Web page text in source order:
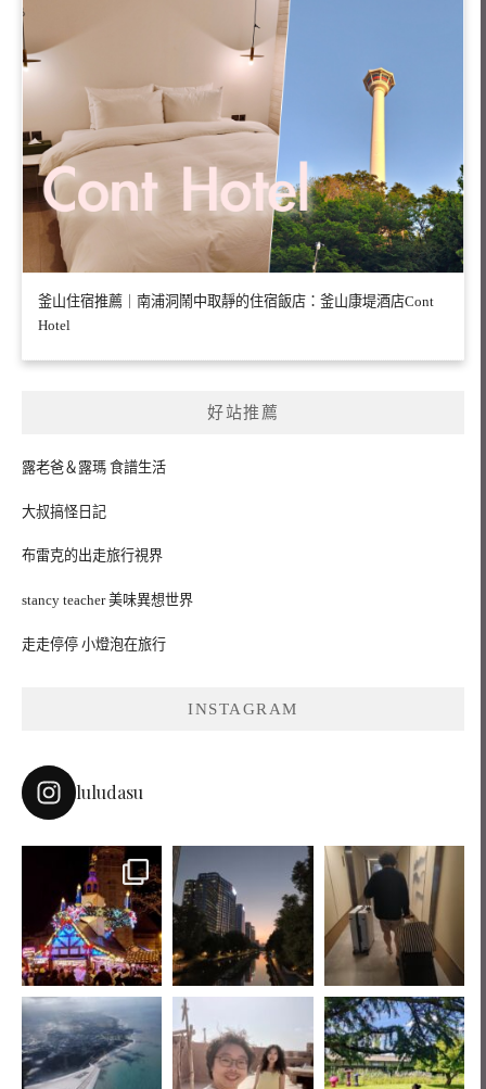
釜山住宿推薦｜南浦洞鬧中取靜的住宿飯店：釜山康堤酒店Cont
Hotel
好站推薦
露老爸＆露瑪 食譜生活
大叔搞怪日記
布雷克的出走旅行視界
stancy teacher 美味異想世界
走走停停 小燈泡在旅行
INSTAGRAM
luludasu